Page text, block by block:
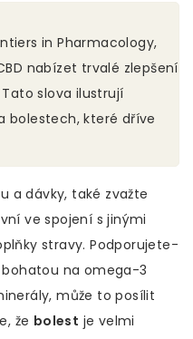
in Pharmacology,
nabízet trvalé zlepšení
slova ilustrují
bolestech, které dříve
a dávky, také zvažte
ve spojení s jinými
stravy. Podporujete-
na omega-3
může to posílit
že bolest je velmi